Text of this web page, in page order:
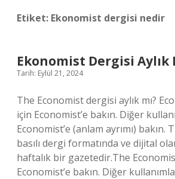
Etiket: Ekonomist dergisi nedir
Ekonomist Dergisi Aylık
Tarih: Eylül 21, 2024
The Economist dergisi aylık mı?
için Economist’e bakın. Diğer
Economist’e (anlam ayrımı) bakın.
basılı dergi formatında ve dijital
haftalık bir gazetedir.The
Economist’e bakın. Diğer